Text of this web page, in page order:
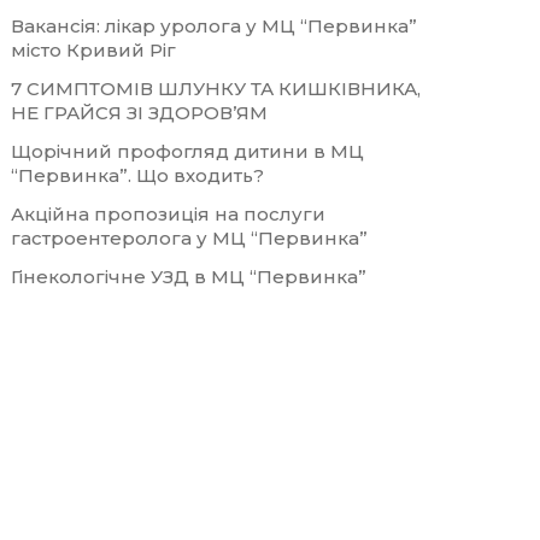
Вакансія: лікар уролога у МЦ “Первинка”
місто Кривий Ріг
7 СИМПТОМІВ ШЛУНКУ ТА КИШКІВНИКА,
НЕ ГРАЙСЯ ЗІ ЗДОРОВ’ЯМ
Щорічний профогляд дитини в МЦ
“Первинка”. Що входить?
Акційна пропозиція на послуги
гастроентеролога у МЦ “Первинка”
Гінекологічне УЗД в МЦ “Первинка”